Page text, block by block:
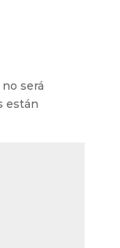
será
están